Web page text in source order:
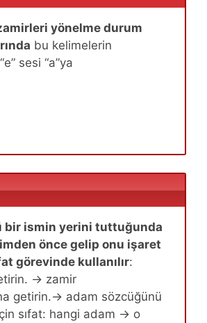
yönelme durum
bu kelimelerin
sesi “a”ya
bir ismin yerini tuttuğunda
önce gelip onu işaret
görevinde kullanılır:
→ zamir
getirin.→ adam sözcüğünü
sıfat: hangi adam → o